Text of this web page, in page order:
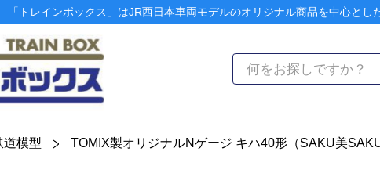
「トレインボックス」はJR西日本車両モデルのオリジナル商品を中心と
道模型 TOMIX製オリジナルNゲージ キハ40形（SAKU美